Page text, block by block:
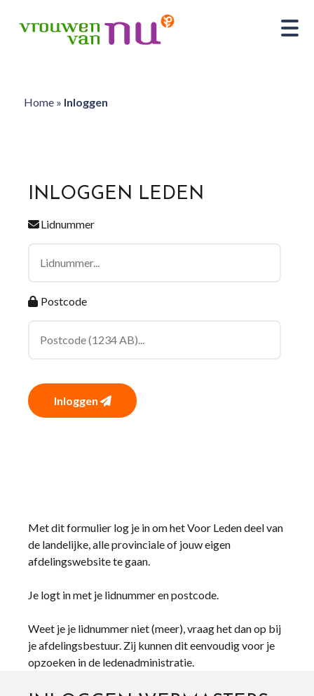
Home» Inloggen
INLOGGEN LEDEN
Lidnummer
Postcode
Inloggen
Met dit formulier log je in om het Voor Leden deel van
de landelijke, alle provinciale of jouw eigen
afdelingswebsite te gaan.
Je logt in met je lidnummer en postcode.
Weet je je lidnummer niet (meer), vraag het dan op bij
je afdelingsbestuur. Zij kunnen dit eenvoudig voor je
opzoeken in de ledenadministratie.